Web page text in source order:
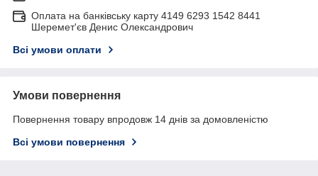
Оплата на банківську карту 4149 6293 1542 8441
Шеремет'єв Денис Олександрович
Всі умови оплати
Умови повернення
Повернення товару впродовж 14 днів за домовленістю
Всі умови повернення